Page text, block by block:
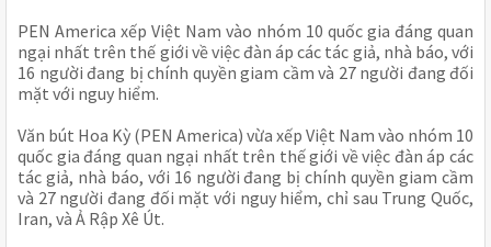
PEN America xếp Việt Nam vào nhóm 10 quốc gia đáng quan
ngại nhất trên thế giới về việc đàn áp các tác giả, nhà báo, với
16 người đang bị chính quyền giam cầm và 27 người đang đối
mặt với nguy hiểm.
Văn bút Hoa Kỳ (PEN America) vừa xếp Việt Nam vào nhóm 10
quốc gia đáng quan ngại nhất trên thế giới về việc đàn áp các
tác giả, nhà báo, với 16 người đang bị chính quyền giam cầm
và 27 người đang đối mặt với nguy hiểm, chỉ sau Trung Quốc,
Iran, và Ả Rập Xê Út.